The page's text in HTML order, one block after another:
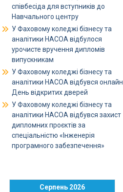
співбесіда для вступників до
Навчального центру
У Фаховому коледжі бізнесу та
аналітики НАСОА відбулося
урочисте вручення дипломів
випускникам
У Фаховому коледжі бізнесу та
аналітики НАСОА відбувся онлайн
День відкритих дверей
У Фаховому коледжі бізнесу та
аналітики НАСОА відбувся захист
дипломних проєктів за
спеціальністю «Інженерія
програмного забезпечення»
Серпень 2026